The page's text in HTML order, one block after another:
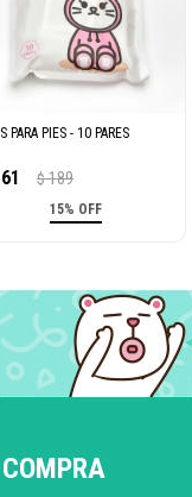
PARA PIES - 10 PARES
$ 189
15% OFF
COMPRA